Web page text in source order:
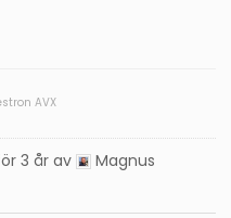
AVX
3 år av
Magnus